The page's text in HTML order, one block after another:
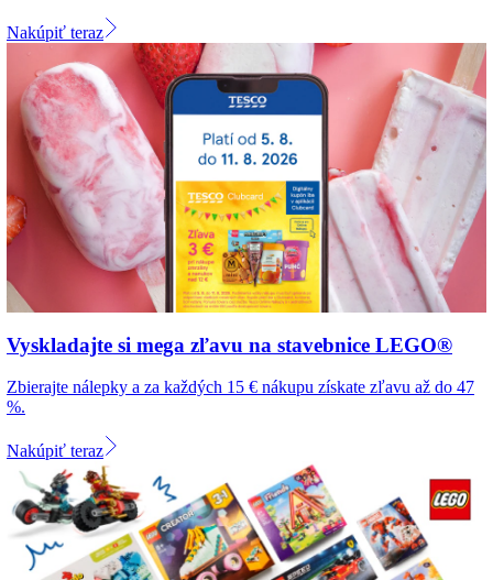
Nakúpiť teraz
Vyskladajte si mega zľavu na stavebnice LEGO®
Zbierajte nálepky a za každých 15 € nákupu získate zľavu až do 47
%.
Nakúpiť teraz